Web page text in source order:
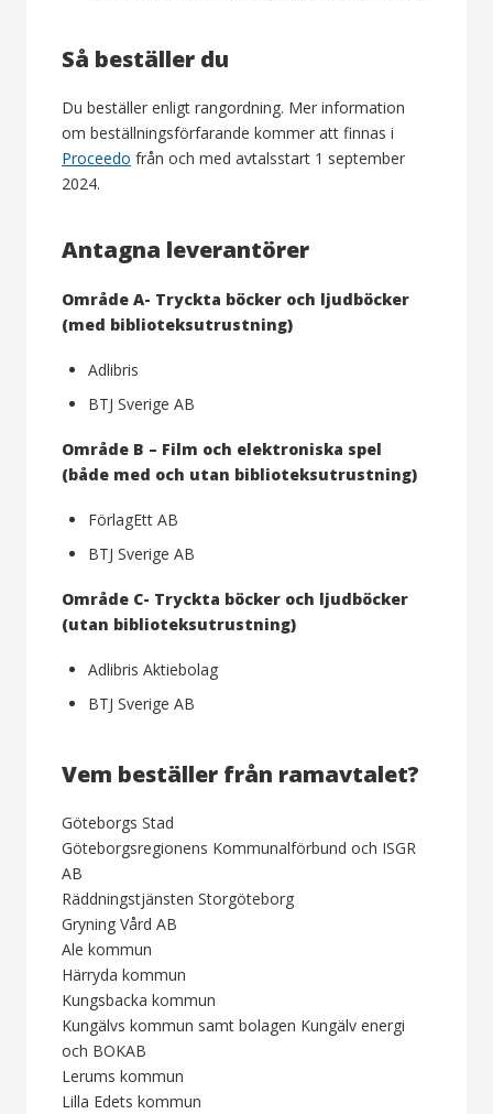
Så beställer du
Du beställer enligt rangordning. Mer information
om beställningsförfarande kommer att finnas i
Proceedo från och med avtalsstart 1 september
2024.
Antagna leverantörer
Område A- Tryckta böcker och ljudböcker
(med biblioteksutrustning)
Adlibris
BTJ Sverige AB
Område B – Film och elektroniska spel
(både med och utan biblioteksutrustning)
FörlagEtt AB
BTJ Sverige AB
Område C- Tryckta böcker och ljudböcker
(utan biblioteksutrustning)
Adlibris Aktiebolag
BTJ Sverige AB
Vem beställer från ramavtalet?
Göteborgs Stad
Göteborgsregionens Kommunalförbund och ISGR
AB
Räddningstjänsten Storgöteborg
Gryning Vård AB
Ale kommun
Härryda kommun
Kungsbacka kommun
Kungälvs kommun samt bolagen Kungälv energi
och BOKAB
Lerums kommun
Lilla Edets kommun